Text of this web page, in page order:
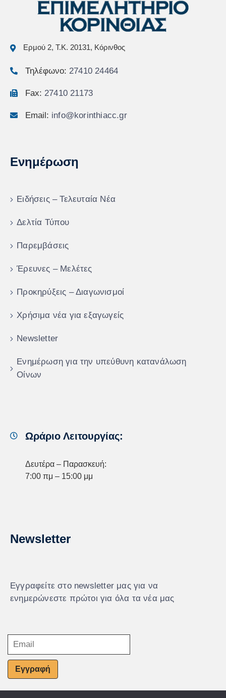
Ερμού 2, Τ.Κ. 20131, Κόρινθος
Τηλέφωνο: 27410 24464
Fax: 27410 21173
Email: info@korinthiacc.gr
Ενημέρωση
Ειδήσεις – Τελευταία Νέα
Δελτία Τύπου
Παρεμβάσεις
Έρευνες – Μελέτες
Προκηρύξεις – Διαγωνισμοί
Χρήσιμα νέα για εξαγωγείς
Newsletter
Ενημέρωση για την υπεύθυνη κατανάλωση
Οίνων
Ωράριο Λειτουργίας:
Δευτέρα – Παρασκευή:
7:00 πμ – 15:00 μμ
Newsletter
Εγγραφείτε στο newsletter μας για να
ενημερώνεστε πρώτοι για όλα τα νέα μας
Εγγραφή